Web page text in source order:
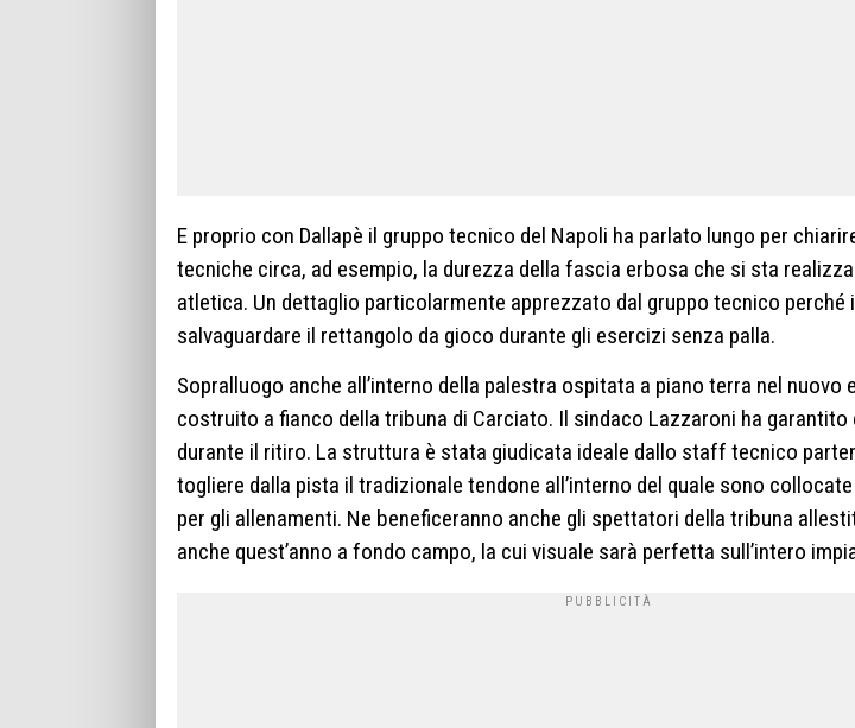
E proprio con Dallapè il gruppo tecnico del Napoli ha parlato lungo per
tecniche circa, ad esempio, la durezza della fascia erbosa che si sta
atletica. Un dettaglio particolarmente apprezzato dal gruppo tecnico perché
salvaguardare il rettangolo da gioco durante gli esercizi senza palla.
Sopralluogo anche all’interno della palestra ospitata a piano terra nel
costruito a fianco della tribuna di Carciato. Il sindaco Lazzaroni ha garantito
durante il ritiro. La struttura è stata giudicata ideale dallo staff tecnico
togliere dalla pista il tradizionale tendone all’interno del quale sono
per gli allenamenti. Ne beneficeranno anche gli spettatori della tribuna
anche quest’anno a fondo campo, la cui visuale sarà perfetta sull’intero